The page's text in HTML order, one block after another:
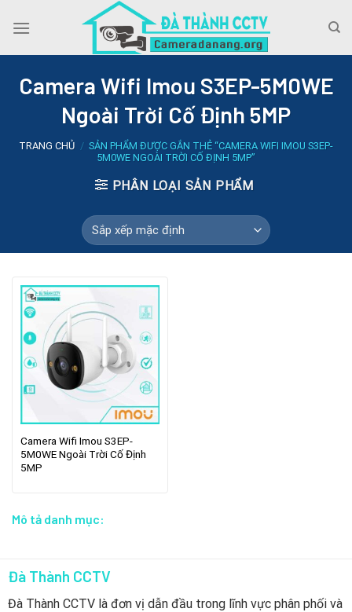
Camera Wifi Imou S3EP-5M0WE
Ngoài Trời Cố Định 5MP
TRANG CHỦ / SẢN PHẨM ĐƯỢC GẮN THẺ “CAMERA WIFI IMOU S3EP-
5M0WE NGOÀI TRỜI CỐ ĐỊNH 5MP”
PHÂN LOẠI SẢN PHẨM
Camera Wifi Imou S3EP-
5M0WE Ngoài Trời Cố Định
5MP
Mô tả danh mục:
Đà Thành CCTV
Đà Thành CCTV là đơn vị dẫn đầu trong lĩnh vực phân phối và